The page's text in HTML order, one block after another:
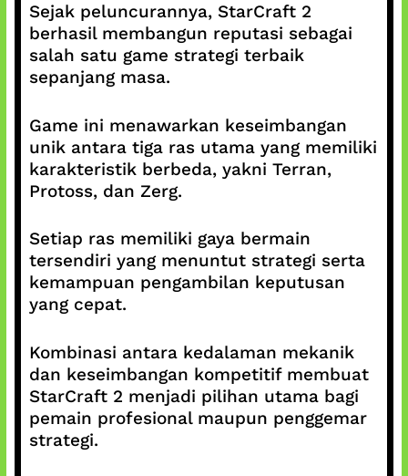
Sejak peluncurannya, StarCraft 2
berhasil membangun reputasi sebagai
salah satu game strategi terbaik
sepanjang masa.
Game ini menawarkan keseimbangan
unik antara tiga ras utama yang memiliki
karakteristik berbeda, yakni Terran,
Protoss, dan Zerg.
Setiap ras memiliki gaya bermain
tersendiri yang menuntut strategi serta
kemampuan pengambilan keputusan
yang cepat.
Kombinasi antara kedalaman mekanik
dan keseimbangan kompetitif membuat
StarCraft 2 menjadi pilihan utama bagi
pemain profesional maupun penggemar
strategi.